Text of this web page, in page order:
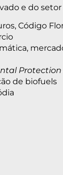
e do
Código
de biofuels